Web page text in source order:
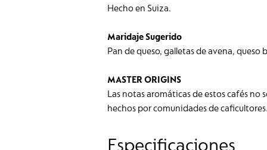
Hecho en Suiza.
Maridaje Sugerido
Pan de queso, galletas de avena,
MASTER ORIGINS
Las notas aromáticas de estos cafés no
hechos por comunidades de